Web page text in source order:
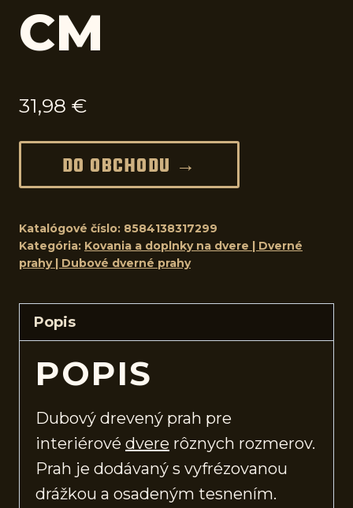
CM
31,98 €
DO OBCHODU →
Katalógové číslo: 8584138317299
Kategória: Kovania a doplnky na dvere | Dverné
prahy | Dubové dverné prahy
Popis
POPIS
Dubový drevený prah pre
interiérové dvere rôznych rozmerov.
Prah je dodávaný s vyfrézovanou
drážkou a osadeným tesnením.